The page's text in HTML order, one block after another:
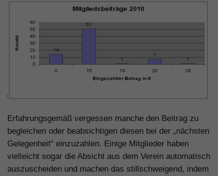
Erfahrungsgemäß vergessen manche den Beitrag zu
begleichen oder beabsichtigen diesen bei der „nächsten
Gelegenheit“ einzuzahlen. Einige Mitglieder haben
vielleicht sogar die Absicht aus dem Verein automatisch
auszuscheiden und machen das stillschweigend, indem